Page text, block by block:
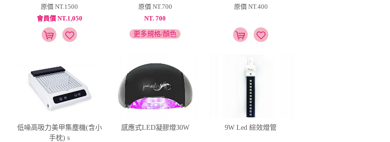
原價 NT.1500
會員價 NT.1,050
原價 NT.700
NT. 700
更多規格/顏色
原價 NT.400
低噪高吸力美甲集塵機(含小
手枕) s
感應式LED凝膠燈30W 9W Led 綜效燈管